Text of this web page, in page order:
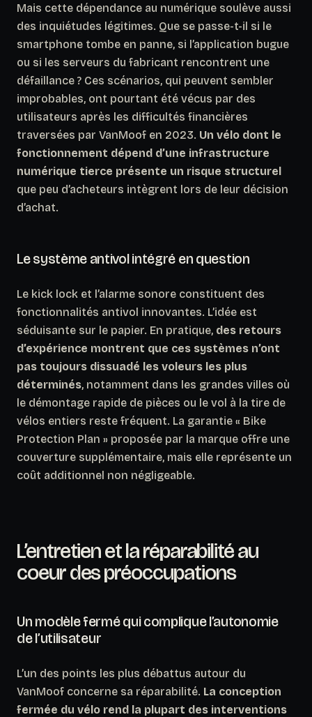
Mais cette dépendance au numérique soulève aussi
des inquiétudes légitimes. Que se passe-t-il si le
smartphone tombe en panne, si l’application bugue
ou si les serveurs du fabricant rencontrent une
défaillance ? Ces scénarios, qui peuvent sembler
improbables, ont pourtant été vécus par des
utilisateurs après les difficultés financières
traversées par VanMoof en 2023. Un vélo dont le
fonctionnement dépend d’une infrastructure
numérique tierce présente un risque structurel
que peu d’acheteurs intègrent lors de leur décision
d’achat.
Le système antivol intégré en question
Le kick lock et l’alarme sonore constituent des
fonctionnalités antivol innovantes. L’idée est
séduisante sur le papier. En pratique, des retours
d’expérience montrent que ces systèmes n’ont
pas toujours dissuadé les voleurs les plus
déterminés, notamment dans les grandes villes où
le démontage rapide de pièces ou le vol à la tire de
vélos entiers reste fréquent. La garantie « Bike
Protection Plan » proposée par la marque offre une
couverture supplémentaire, mais elle représente un
coût additionnel non négligeable.
L’entretien et la réparabilité au
coeur des préoccupations
Un modèle fermé qui complique l’autonomie
de l’utilisateur
L’un des points les plus débattus autour du
VanMoof concerne sa réparabilité. La conception
fermée du vélo rend la plupart des interventions